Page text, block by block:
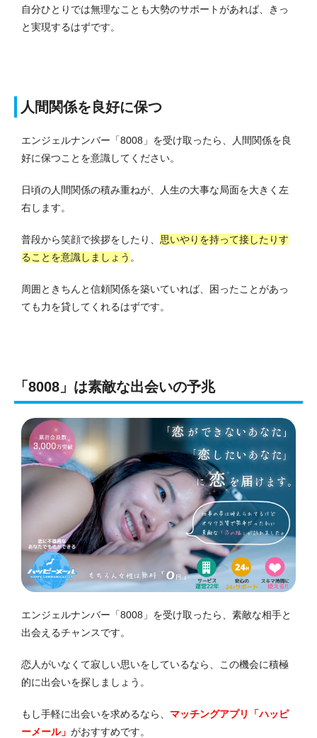
自分ひとりでは無理なことも大勢のサポートがあれば、きっ
と実現するはずです。
人間関係を良好に保つ
エンジェルナンバー「8008」を受け取ったら、人間関係を良
好に保つことを意識してください。
日頃の人間関係の積み重ねが、人生の大事な局面を大きく左
右します。
普段から笑顔で挨拶をしたり、 思いやりを持って接したりす
ることを意識しましょう 。
周囲ときちんと信頼関係を築いていれば、困ったことがあっ
ても力を貸してくれるはずです。
「8008」は素敵な出会いの予兆
エンジェルナンバー「8008」を受け取ったら、素敵な相手と
出会えるチャンスです。
恋人がいなくて寂しい思いをしているなら、この機会に積極
的に出会いを探しましょう。
もし手軽に出会いを求めるなら、 マッチングアプリ「ハッピ
ーメール」 がおすすめです。